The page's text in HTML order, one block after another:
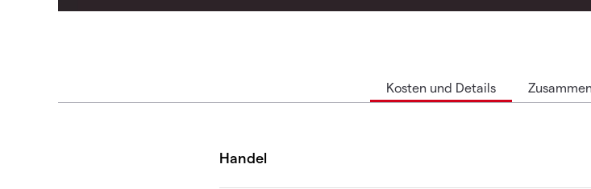
Kosten und Details